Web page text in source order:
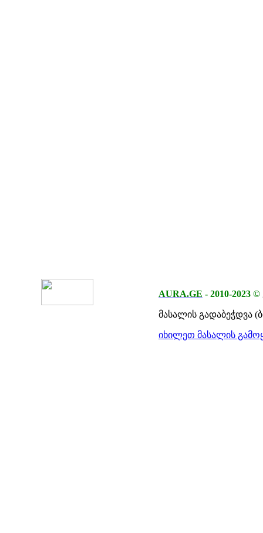
AURA.GE - 2010-2023 ©
მასალის გადაბეჭდვა
იხილეთ მასალის